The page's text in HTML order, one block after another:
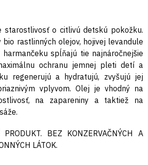
starostlivosť o citlivú detskú pokožku.
bio rastlinných olejov, hojivej levandule
spĺňajú tie najnáročnejšie
ochranu jemnej pleti detí a
regenerujú a hydratujú, zvyšujú jej
vplyvom. Olej je vhodný na
na zapareniny a taktiež na
PRODUKT. BEZ KONZERVAČNÝCH A
LÁTOK.